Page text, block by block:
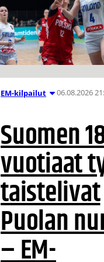
EM-kilpailut 06.08.2026
Suomen
vuotiaat
taistelivat
Puolan
– EM-